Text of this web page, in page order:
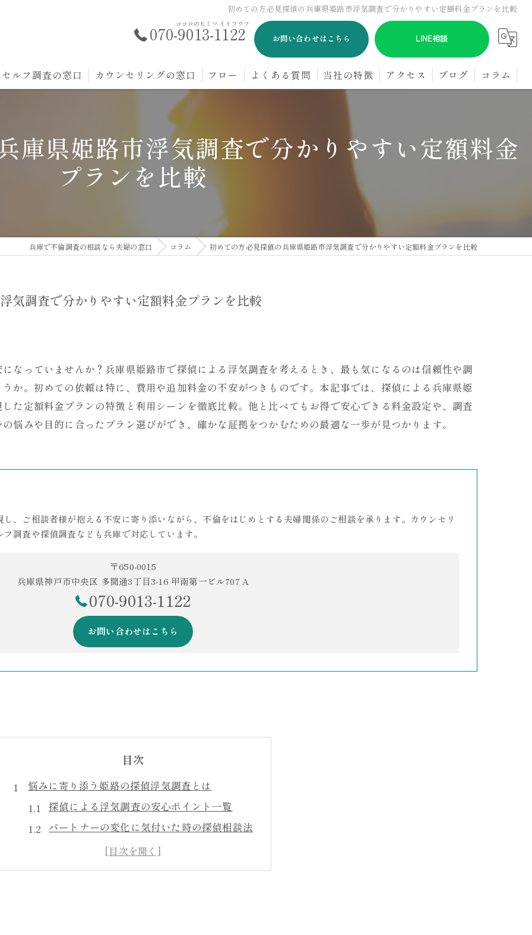
初めての方必見探偵の兵庫県姫路市浮気調査で分かりやすい定額料金プランを比較
070-9013-1122
ココロのヒミツ イイフウフ
お問い合わせはこちら LINE相談
セルフ調査の窓口 カウンセリングの窓口 フロー よくある質問 当社の特徴
GPS
パートナー
アクセス ブログ コラム
庫県姫路市浮気調査で分かりやすい定額料金
プランを比較
兵庫で不倫調査の相談なら夫婦の窓口 コラム 初めての方必見探偵の兵庫県姫路市浮気調査で分かりやすい定額料金プランを比較
気調査で分かりやすい定額料金プランを比較
なっていませんか？兵庫県姫路市で探偵による浮気調査を考えるとき、最も気になるのは信頼性や調
か。初めての依頼は特に、費用や追加料金の不安がつきものです。本記事では、探偵による兵庫県姫
た定額料金プランの特徴と利用シーンを徹底比較。他と比べてもお得で安心できる料金設定や、調査
悩みや目的に合ったプラン選びができ、確かな証拠をつかむための最適な一歩が見つかります。
し、ご相談者様が抱える不安に寄り添いながら、不倫をはじめとする夫婦関係のご相談を承ります。カウンセリ
調査や探偵調査なども兵庫で対応しています。
〒650-0015
兵庫県神戸市中央区 多聞通3丁目3-16 甲南第一ビル707 A
070-9013-1122
お問い合わせはこちら
目次
悩みに寄り添う姫路の探偵浮気調査とは
探偵による浮気調査の安心ポイント一覧
パートナーの変化に気付いた時の探偵相談法
初めて依頼する方が知りたい探偵の特徴
信頼できる探偵を選ぶ重要な基準